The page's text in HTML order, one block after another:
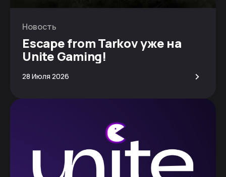
Новость
Escape from Tarkov уже на
Unite Gaming!
28 Июля 2026 >